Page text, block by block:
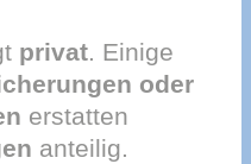
privat. Einige
oder
erstatten
anteilig.